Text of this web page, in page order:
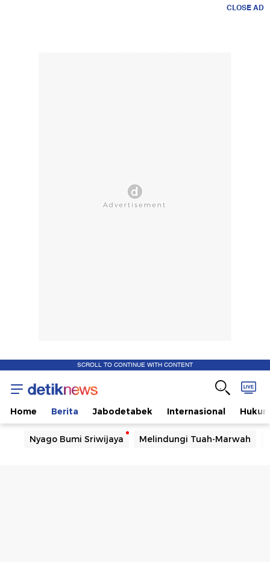
CLOSE AD
SCROLL TO CONTINUE WITH CONTENT
Home Berita Jabodetabek Internasional
Nyago Bumi Sriwijaya Melindungi Tuah-Marwah